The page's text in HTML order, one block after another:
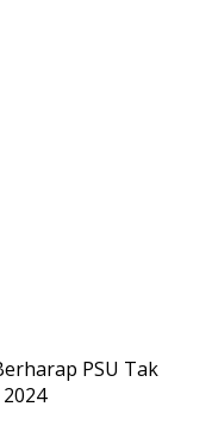
PSU Tak